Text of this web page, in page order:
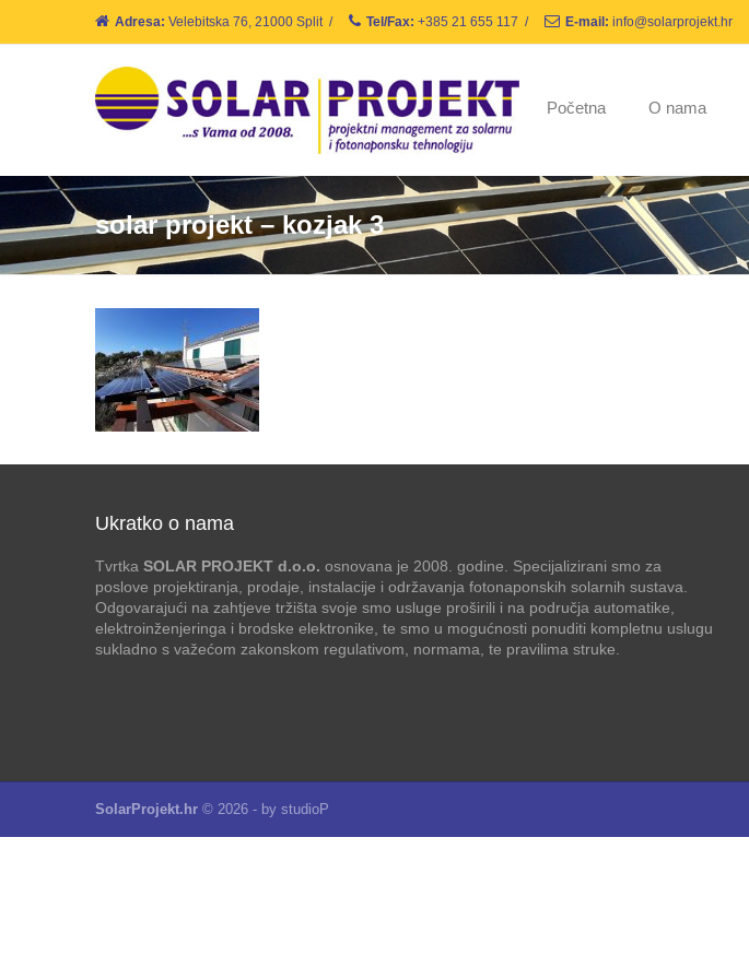
Adresa: Velebitska 76, 21000 Split / Tel/Fax: +385 21 655 117 / E-mail: info@solarprojekt.hr
Početna O nama
solar projekt – kozjak 3
Ukratko o nama
Tvrtka SOLAR PROJEKT d.o.o. osnovana je 2008. godine. Specijalizirani smo za
poslove projektiranja, prodaje, instalacije i održavanja fotonaponskih solarnih sustava.
Odgovarajući na zahtjeve tržišta svoje smo usluge proširili i na područja automatike,
elektroinženjeringa i brodske elektronike, te smo u mogućnosti ponuditi kompletnu uslugu
sukladno s važećom zakonskom regulativom, normama, te pravilima struke.
SolarProjekt.hr © 2026 - by studioP